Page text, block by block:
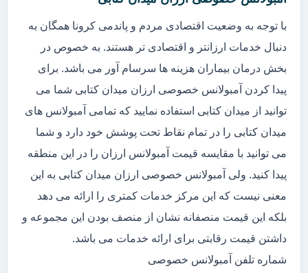
با توجه به وضعیت اقتصادی مردم و پاندمی کرونا همگان به
دنبال خدمات ارزانتر و اقتصادی تر هستند. به خصوص در
بخش درمان بیماران هزینه ها سرسام آور می باشد. برای
پیدا کردن آمبولانس خصوصی ارزان میدان کتابی شما می
توانید از میدان کتابی استفاده نمایید که تمامی آمبولانس های
میدان کتابی را در تمام نقاط تحت پوشش خود دارد و شما
می توانید با مقایسه قیمت آمبولانس ارزان را در این منطقه
پیدا کنید. ولی آمبولانس خصوصی ارزان میدان کتابی به این
معنی نیست که این مرکز خدمات کمتری را ارائه می دهد
بلکه این قیمت منصفانه نشان از منصف بودن این مجموعه و
داشتن قیمت رقابتی برای ارائه خدمات می باشد.
شماره تلفن آمبولانس خصوصی